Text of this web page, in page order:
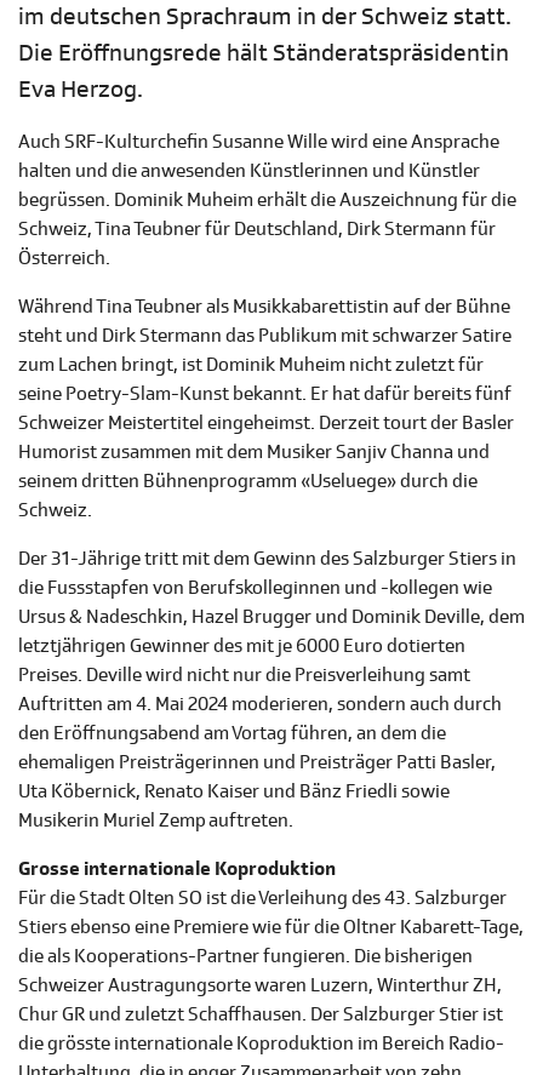
im deutschen Sprachraum in der Schweiz statt.
Die Eröffnungsrede hält Ständeratspräsidentin
Eva Herzog.
Auch SRF-Kulturchefin Susanne Wille wird eine Ansprache
halten und die anwesenden Künstlerinnen und Künstler
begrüssen. Dominik Muheim erhält die Auszeichnung für die
Schweiz, Tina Teubner für Deutschland, Dirk Stermann für
Österreich.
Während Tina Teubner als Musikkabarettistin auf der Bühne
steht und Dirk Stermann das Publikum mit schwarzer Satire
zum Lachen bringt, ist Dominik Muheim nicht zuletzt für
seine Poetry-Slam-Kunst bekannt. Er hat dafür bereits fünf
Schweizer Meistertitel eingeheimst. Derzeit tourt der Basler
Humorist zusammen mit dem Musiker Sanjiv Channa und
seinem dritten Bühnenprogramm «Useluege» durch die
Schweiz.
Der 31-Jährige tritt mit dem Gewinn des Salzburger Stiers in
die Fussstapfen von Berufskolleginnen und -kollegen wie
Ursus & Nadeschkin, Hazel Brugger und Dominik Deville, dem
letztjährigen Gewinner des mit je 6000 Euro dotierten
Preises. Deville wird nicht nur die Preisverleihung samt
Auftritten am 4. Mai 2024 moderieren, sondern auch durch
den Eröffnungsabend am Vortag führen, an dem die
ehemaligen Preisträgerinnen und Preisträger Patti Basler,
Uta Köbernick, Renato Kaiser und Bänz Friedli sowie
Musikerin Muriel Zemp auftreten.
Grosse internationale Koproduktion
Für die Stadt Olten SO ist die Verleihung des 43. Salzburger
Stiers ebenso eine Premiere wie für die Oltner Kabarett-Tage,
die als Kooperations-Partner fungieren. Die bisherigen
Schweizer Austragungsorte waren Luzern, Winterthur ZH,
Chur GR und zuletzt Schaffhausen. Der Salzburger Stier ist
die grösste internationale Koproduktion im Bereich Radio-